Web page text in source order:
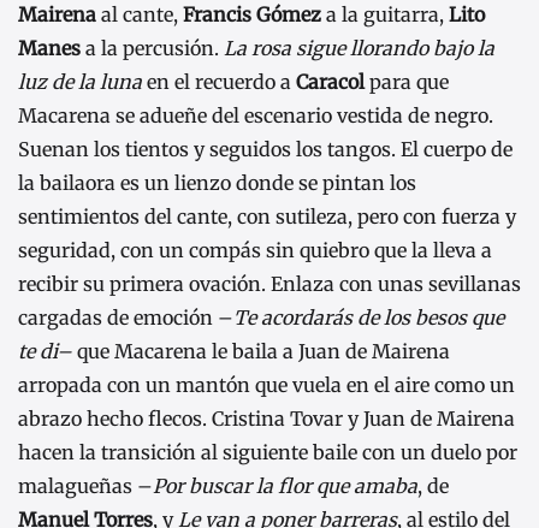
Mairena al cante, Francis Gómez a la guitarra, Lito
Manes a la percusión. La rosa sigue llorando bajo la
luz de la luna en el recuerdo a Caracolpara que
Macarena se adueñe del escenario vestida de negro.
Suenan los tientos y seguidos los tangos. El cuerpo de
la bailaora es un lienzo donde se pintan los
sentimientos del cante, con sutileza, pero con fuerza y
seguridad, con un compás sin quiebro que la lleva a
recibir su primera ovación. Enlaza con unas sevillanas
cargadas de emoción –Te acordarás de los besos que
te di– que Macarena le baila a Juan de Mairena
arropada con un mantón que vuela en el aire como un
abrazo hecho flecos. Cristina Tovar y Juan de Mairena
hacen la transición al siguiente baile con un duelo por
malagueñas –Por buscar la flor que amaba, de
Manuel Torres, yLe van a poner barreras, al estilo del